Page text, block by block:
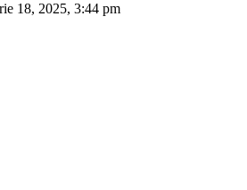
18, 2025, 3:44 pm